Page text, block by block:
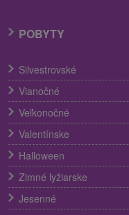
POBYTY
Silvestrovské
Vianočné
Veľkonočné
Valentínske
Halloween
Zimné lyžiarske
Jesenné